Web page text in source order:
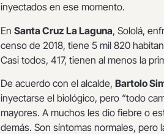
inyectados en ese momento.
En Santa Cruz La Laguna, Sololá,
censo de 2018, tiene 5 mil 820
Casi todos, 417, tienen al menos la
De acuerdo con el alcalde, Bartolo
inyectarse el biológico, pero “todo
mayores. A muchos les dio fiebre o
demás. Son síntomas normales, pero